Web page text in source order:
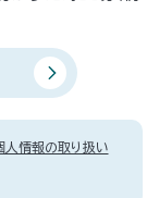
人情報の取り扱い